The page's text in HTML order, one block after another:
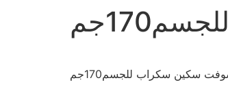
سكين سكراب للجسم170جم